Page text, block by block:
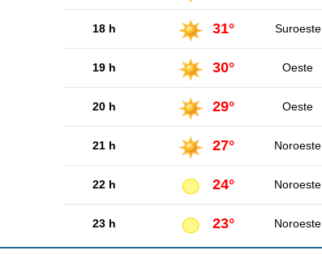
18 h 31° Suroeste
19 h 30° Oeste
20 h 29° Oeste
21 h 27° Noroeste
22 h 24° Noroeste
23 h 23° Noroeste